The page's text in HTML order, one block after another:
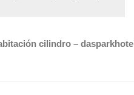
cilindro – dasparkhotel